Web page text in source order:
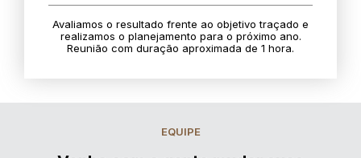
Avaliamos o resultado frente ao objetivo traçado e
realizamos o planejamento para o próximo ano.
Reunião com duração aproximada de 1 hora.
EQUIPE